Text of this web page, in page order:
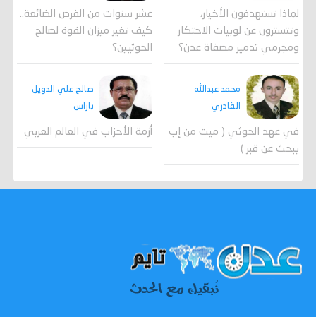
لماذا تستهدفون الأخيار،
وتتسترون عن لوبيات الاحتكار
ومجرمي تدمير مصفاة عدن؟
عشر سنوات من الفرص الضائعة..
كيف تغير ميزان القوة لصالح
الحوثيين؟
محمد عبدالله
القادري
في عهد الحوثي ( ميت من إب
يبحث عن قبر )
صالح علي الدويل
باراس
أزمة الأحزاب في العالم العربي